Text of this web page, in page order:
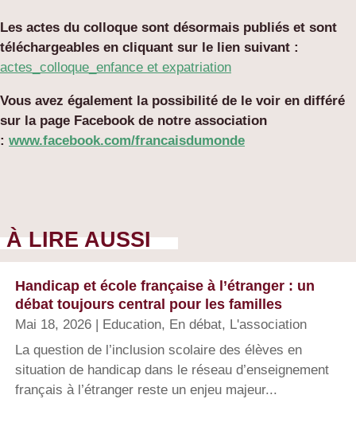
Les actes du colloque sont désormais publiés et sont
téléchargeables en cliquant sur le lien suivant :
actes_colloque_enfance et expatriation
Vous avez également la possibilité de le voir en différé
sur la page Facebook de notre association
: www.facebook.com/francaisdumonde
À LIRE AUSSI
Handicap et école française à l’étranger : un
débat toujours central pour les familles
Mai 18, 2026 Education, En débat, L'association
La question de l’inclusion scolaire des élèves en
situation de handicap dans le réseau d’enseignement
français à l’étranger reste un enjeu majeur...